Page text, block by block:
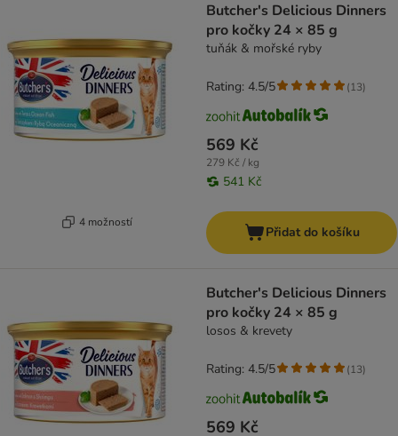
4 možností
Butcher's Delicious Dinners
pro kočky 24 × 85 g
tuňák & mořské ryby
569 Kč
279 Kč / kg
541 Kč
Rating: 4.5/5 (13)
Přidat do košíku
Butcher's Delicious Dinners
pro kočky 24 × 85 g
losos & krevety
569 Kč
Rating: 4.5/5 (13)